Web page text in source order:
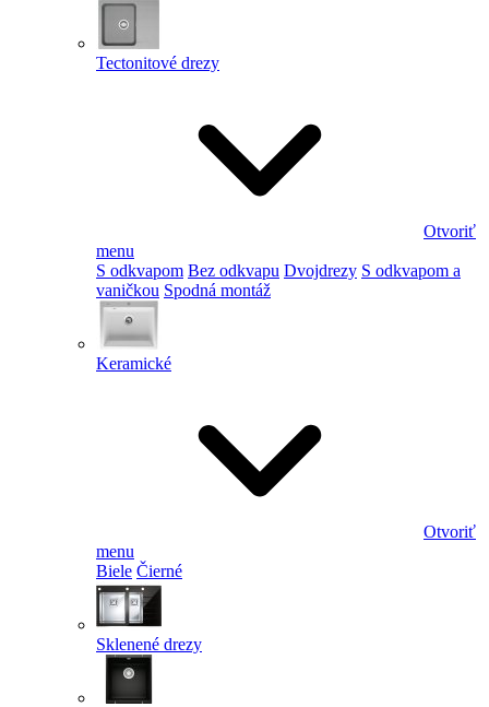
Tectonitové drezy
Otvoriť
menu
S odkvapom Bez odkvapu Dvojdrezy S odkvapom a
vaničkou Spodná montáž
Keramické
Otvoriť
menu
Biele Čierné
Sklenené drezy